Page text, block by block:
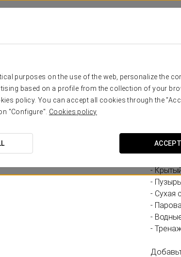
purposes on the use of the web, personalize the
based on a profile from the collection of your
policy. You can accept all cookies through the
"Configure". Cookies policy
ACCEPT
SPA
Мы
- 1
-
-
- Сухая
-
-
-